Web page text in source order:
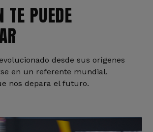
PUEDE
desde sus orígenes
en un referente mundial.
nos depara el futuro.